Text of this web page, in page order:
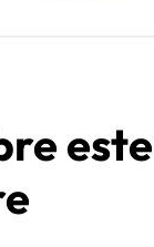
este